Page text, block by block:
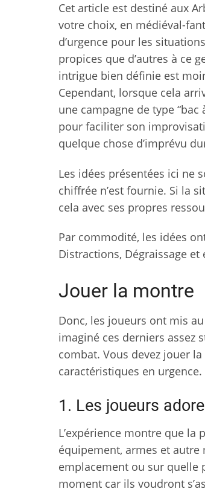
Cet article est destiné aux
votre choix, en médiéval-
d’urgence pour les
propices que d’autres à ce
intrigue bien définie est
Cependant, lorsque cela
une campagne de type
pour faciliter son
quelque chose d’imprévu
Les idées présentées ici ne
chiffrée n’est fournie. Si la
cela avec ses propres
Par commodité, les idées
Distractions, Dégraissage
Jouer la montre
Donc, les joueurs ont mis
imaginé ces derniers assez
combat. Vous devez jouer
caractéristiques en urgence.
1. Les joueurs
L’expérience montre que
équipement, armes et
emplacement ou sur quelle
moment car ils voudront